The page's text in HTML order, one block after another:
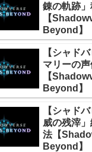
錬の軌跡
【
Beyond】
【シャド
マリーの声
【
Beyond】
【シャド
威の残滓
法【
Beyond】